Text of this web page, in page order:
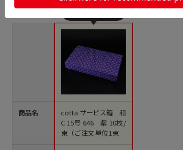
商品名
cotta サービス箱 和
C 15号 646 紫 10枚/
束（ご注文単位1束）
【直送品】